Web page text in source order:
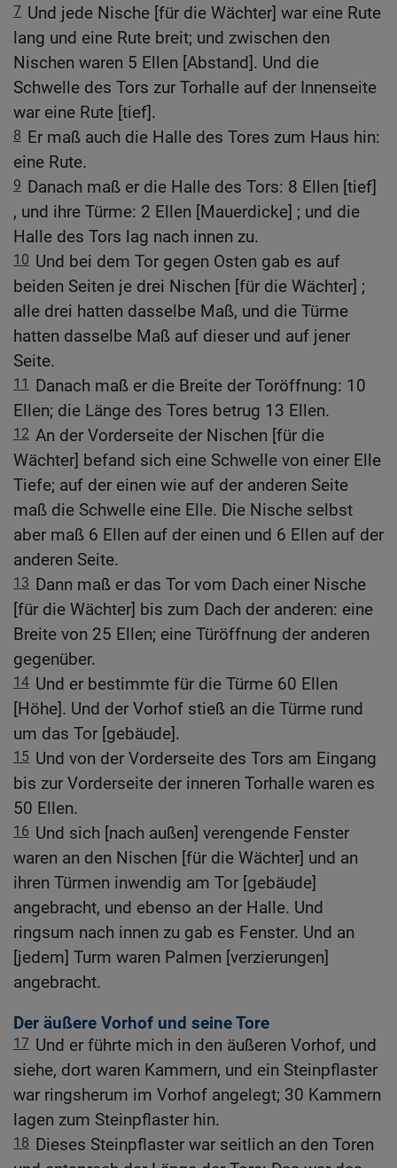
7 Und jede Nische [für die Wächter] war eine Rute
lang und eine Rute breit; und zwischen den
Nischen waren 5 Ellen [Abstand]. Und die
Schwelle des Tors zur Torhalle auf der Innenseite
war eine Rute [tief].
8 Er maß auch die Halle des Tores zum Haus hin:
eine Rute.
9 Danach maß er die Halle des Tors: 8 Ellen [tief]
, und ihre Türme: 2 Ellen [Mauerdicke] ; und die
Halle des Tors lag nach innen zu.
10 Und bei dem Tor gegen Osten gab es auf
beiden Seiten je drei Nischen [für die Wächter] ;
alle drei hatten dasselbe Maß, und die Türme
hatten dasselbe Maß auf dieser und auf jener
Seite.
11
Danach maß er die Breite der Toröffnung: 10
Ellen; die Länge des Tores betrug 13 Ellen.
12 An der Vorderseite der Nischen [für die
Wächter] befand sich eine Schwelle von einer Elle
Tiefe; auf der einen wie auf der anderen Seite
maß die Schwelle eine Elle. Die Nische selbst
aber maß 6 Ellen auf der einen und 6 Ellen auf der
anderen Seite.
13 Dann maß er das Tor vom Dach einer Nische
[für die Wächter] bis zum Dach der anderen: eine
Breite von 25 Ellen; eine Türöffnung der anderen
gegenüber.
14 Und er bestimmte für die Türme 60 Ellen
[Höhe]. Und der Vorhof stieß an die Türme rund
um das Tor [gebäude].
15 Und von der Vorderseite des Tors am Eingang
bis zur Vorderseite der inneren Torhalle waren es
50 Ellen.
16 Und sich [nach außen] verengende Fenster
waren an den Nischen [für die Wächter] und an
ihren Türmen inwendig am Tor [gebäude]
angebracht, und ebenso an der Halle. Und
ringsum nach innen zu gab es Fenster. Und an
[jedem] Turm waren Palmen [verzierungen]
angebracht.
Der äußere Vorhof und seine Tore
17 Und er führte mich in den äußeren Vorhof, und
siehe, dort waren Kammern, und ein Steinpflaster
war ringsherum im Vorhof angelegt; 30 Kammern
lagen zum Steinpflaster hin.
18 Dieses Steinpflaster war seitlich an den Toren